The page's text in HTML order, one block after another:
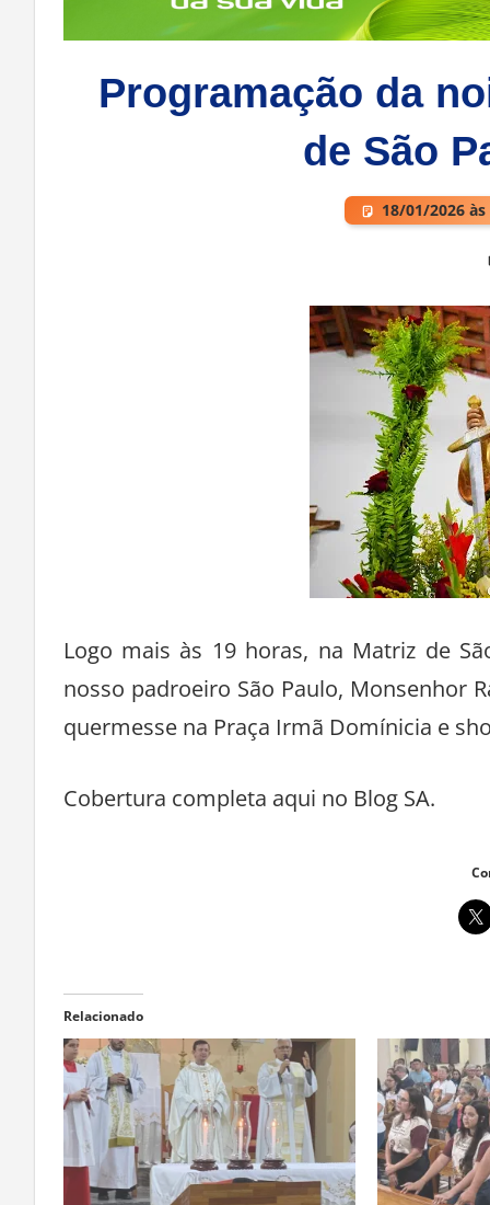
Programação da
de São
18/01/2026 às
Logo mais às 19 horas, na Matriz de
nosso padroeiro São Paulo, Monsenhor
quermesse na Praça Irmã Domínicia e
Cobertura completa aqui no Blog SA.
Relacionado